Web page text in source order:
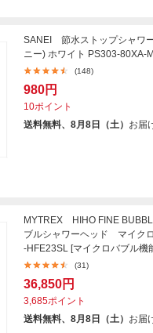
SANEI 節水ストップシャワ
ニー) ホワイト PS303-80XA-
(148)
980円
10ポイント
送料無料、8月8日（土） お届
MYTREX HIHO FINE
ブルシャワーヘッド マイク
-HFE23SL [マイクロバブル機
(31)
36,850円
3,685ポイント
送料無料、8月8日（土） お届